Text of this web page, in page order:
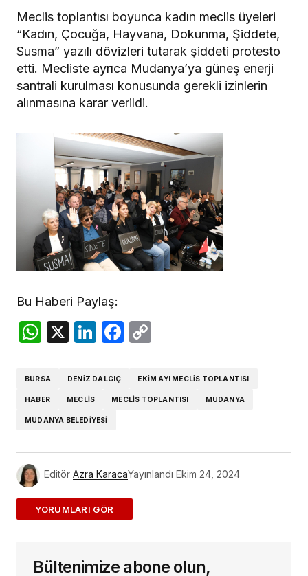
Meclis toplantısı boyunca kadın meclis üyeleri
“Kadın, Çocuğa, Hayvana, Dokunma, Şiddete,
Susma” yazılı dövizleri tutarak şiddeti protesto
etti. Mecliste ayrıca Mudanya’ya güneş enerji
santrali kurulması konusunda gerekli izinlerin
alınmasına karar verildi.
Bu Haberi Paylaş:
WhatsApp
X LinkedIn
Facebook
BURSA DENIZ DALGIÇ EKIM AYI MECLIS TOPLANTISI
HABER MECLIS MECLIS TOPLANTISI MUDANYA
MUDANYA BELEDIYESI
Editör Azra KaracaYayınlandı Ekim 24, 2024
ADD A COMMENT
E-posta adresiniz yayınlanmayacak.
Bültenimize abone olun,